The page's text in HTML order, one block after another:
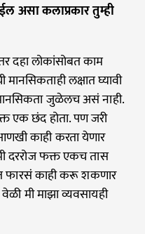
असा कलाप्रकार तुम्ही
दहा लोकांसोबत काम
मानसिकताही लक्षात घ्यावी
जुळेलच असं नाही.
एक छंद होता. पण जरी
काही करता येणार
दररोज फक्त एकच तास
फारसं काही करू शकणार
मी माझा व्यवसायही